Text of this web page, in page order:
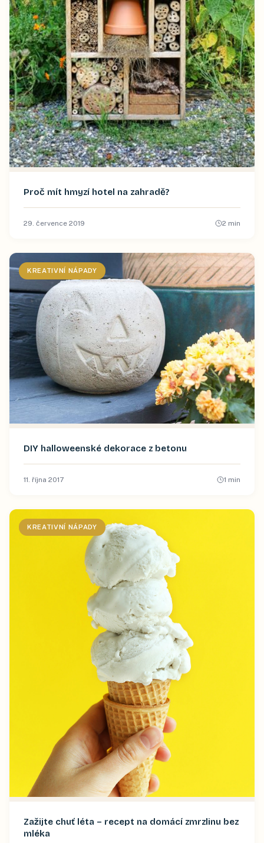
Proč mít hmyzí hotel na zahradě?
29. července 2019 2 min
KREATIVNÍ NÁPADY
DIY halloweenské dekorace z betonu
11. října 2017 1 min
KREATIVNÍ NÁPADY
Zažijte chuť léta – recept na domácí zmrzlinu bez
mléka